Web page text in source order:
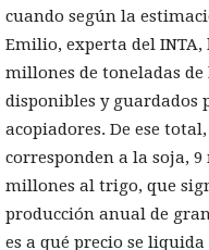
cuando según la
Emilio, experta del INTA,
millones de toneladas
disponibles y guardados
acopiadores. De ese
corresponden a la soja,
millones al trigo, que
producción anual de
es a qué precio se